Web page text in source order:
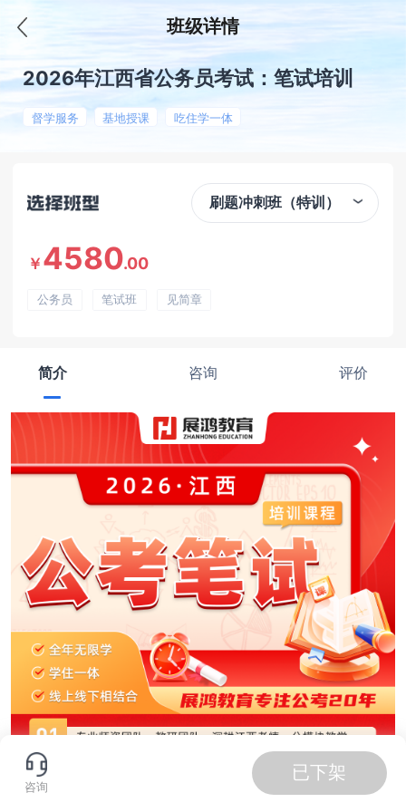
班级详情
2026年江西省公务员考试：笔试培训
督学服务 基地授课 吃住学一体
刷题冲刺班（特训）
￥ 4580.00
公务员 笔试班 见简章
简介 咨询 评价
咨询
已下架